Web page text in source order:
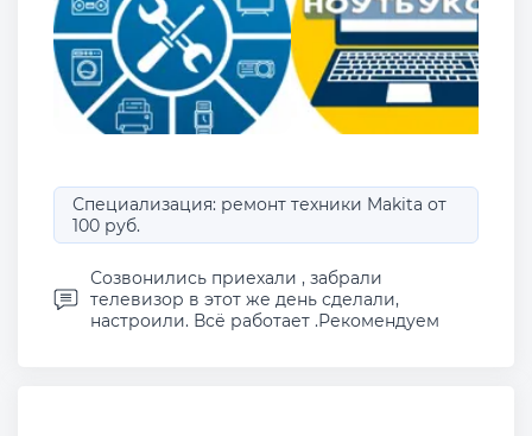
Специализация: ремонт техники Makita от
100 руб.
Созвонились приехали , забрали
телевизор в этот же день сделали,
настроили. Всё работает .Рекомендуем